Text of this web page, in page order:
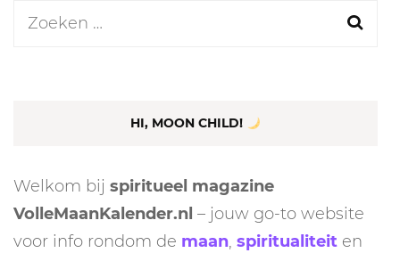
Zoeken
HI, MOON CHILD!
Welkom bij spiritueel magazine
VolleMaanKalender.nl – jouw go-to website
voor info rondom de maan, spiritualiteit en